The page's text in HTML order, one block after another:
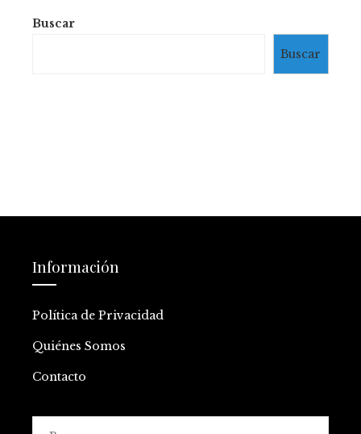
Buscar
Buscar
Información
Política de Privacidad
Quiénes Somos
Contacto